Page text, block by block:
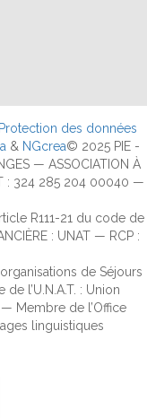
Protection des données
& NGcrea© 2025 PIE -
— ASSOCIATION À
: 324 285 204 00040 —
R111-21 du code de
: UNAT — RCP :
de Séjours
l’U.N.A.T. : Union
Membre de l’Office
linguistiques